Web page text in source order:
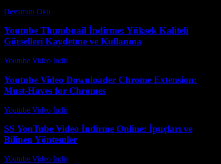
Devamını Oku
Youtube Thumbnail İndirme: Yüksek Kaliteli
Görselleri Kaydetme ve Kullanma
Youtube Video İndir-
Youtube Video Downloader Chrome Extension:
Must-Haves for Chromes
Youtube Video İndir-
SS YouTube Video İndirme Online: İpuçları ve
Bilinen Yöntemler
Youtube Video İndir-